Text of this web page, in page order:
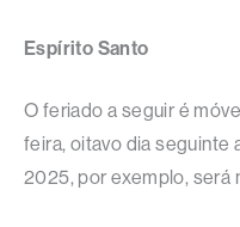
Espírito Santo
O feriado a seguir é
feira, oitavo dia seguinte
2025, por exemplo, será